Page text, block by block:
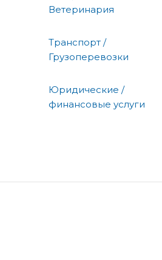
Ветеринария
Транспорт /
Грузоперевозки
Юридические /
финансовые услуги